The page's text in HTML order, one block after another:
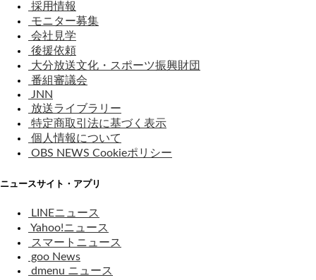
採用情報
モニター募集
会社見学
後援依頼
大分放送文化・スポーツ振興財団
番組審議会
JNN
放送ライブラリー
特定商取引法に基づく表示
個人情報について
OBS NEWS Cookieポリシー
ニュースサイト・アプリ
LINEニュース
Yahoo!ニュース
スマートニュース
goo News
dmenu ニュース